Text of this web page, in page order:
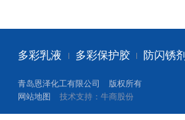
多彩乳液 多彩保护胶 防闪锈剂
青岛恩泽化工有限公司
版权所有
网站地图
技术支持：牛商股份